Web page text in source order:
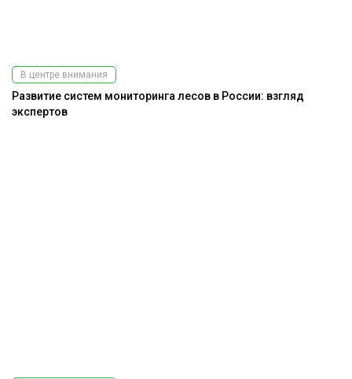
В центре внимания
Развитие систем мониторинга лесов в России: взгляд
экспертов